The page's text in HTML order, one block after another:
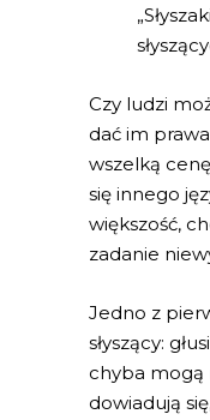
Czy ludzi
dać im
wszelką
się innego
większość,
zadanie
Jedno z
słyszący:
chyba mogą
dowiadują